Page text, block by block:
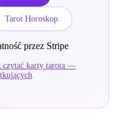
Tarot Horoskop
przez Stripe
czytać karty tarota —
.